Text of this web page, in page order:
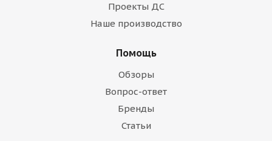
Проекты ДС
Наше производство
Помощь
Обзоры
Вопрос-ответ
Бренды
Статьи